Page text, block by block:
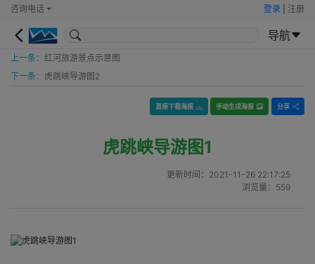
咨询电话 登录 注册
导航
上一条： 红河旅游景点示意图
下一条： 虎跳峡导游图2
直接下载海报 手动生成海报 分享
虎跳峡导游图1
更新时间： 2021-11-26 22:17:25
浏览量： 559